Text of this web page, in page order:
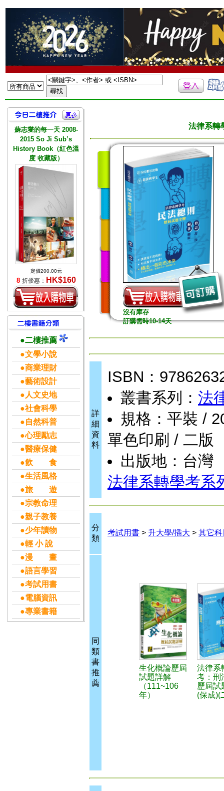
蘇志燮的每一天 2008-
2015 So Ji Sub’s
History Book（紅色溫
度 收藏版）
定價200.00元
8 折優惠： HK$160
●二樓推薦
●文學小說
●商業理財
●藝術設計
●人文史地
●社會科學
●自然科普
●心理勵志
●醫療保健
●飲 食
●生活風格
●旅 遊
●宗教命理
●親子教養
●少年讀物
●輕 小 說
●漫 畫
●語言學習
●考試用書
●電腦資訊
●專業書籍
法律系轉
沒有庫存
訂購需時10-14天
詳
細
資
料
ISBN：
叢書系列： 法
規格：平裝 /
單色印刷 / 二版
出版地：台灣
法律系轉學考系
分
類
考試用書 > 升大學/插大 > 其它科
同
類
書
推
薦
生化概論歷屆
試題詳解
（111~106
年）
法律系
考：刑
歷屆試
(保成)(